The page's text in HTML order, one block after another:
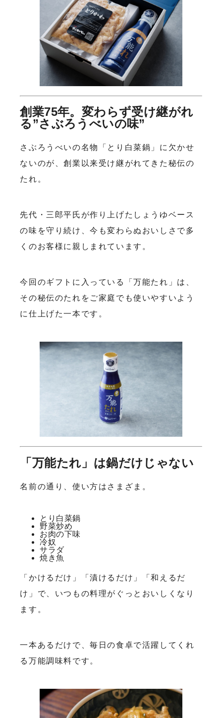
創業75年。変わらず受け継がれ
る”さぶろうべいの味”
さぶろうべいの名物「とり白菜鍋」に欠かせ
ないのが、創業以来受け継がれてきた秘伝の
たれ。
先代・三郎平氏が作り上げたしょうゆベース
の味を守り続け、今も変わらぬおいしさで多
くのお客様に親しまれています。
今回のギフトに入っている「万能たれ」は、
その秘伝のたれをご家庭でも使いやすいよう
に仕上げた一本です。
「万能たれ」は鍋だけじゃない
名前の通り、使い方はさまざま。
とり白菜鍋
野菜炒め
お肉の下味
冷奴
サラダ
焼き魚
「かけるだけ」「漬けるだけ」「和えるだ
け」で、いつもの料理がぐっとおいしくなり
ます。
一本あるだけで、毎日の食卓で活躍してくれ
る万能調味料です。